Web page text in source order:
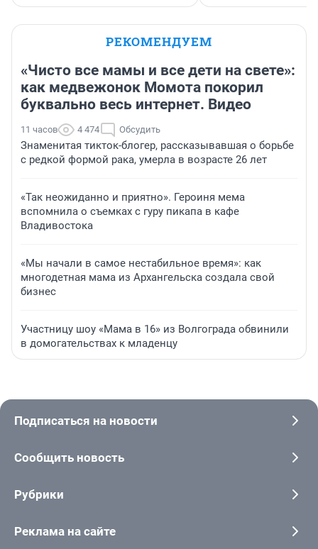
РЕКОМЕНДУЕМ
«Чисто все мамы и все дети на свете»:
как медвежонок Момота покорил
буквально весь интернет. Видео
11 часов 4 474 Обсудить
Знаменитая тикток-блогер, рассказывавшая о борьбе
с редкой формой рака, умерла в возрасте 26 лет
«Так неожиданно и приятно». Героиня мема
вспомнила о съемках с гуру пикапа в кафе
Владивостока
«Мы начали в самое нестабильное время»: как
многодетная мама из Архангельска создала свой
бизнес
Участницу шоу «Мама в 16» из Волгограда обвинили
в домогательствах к младенцу
Подписаться на новости
Сообщить новость
Рубрики
Реклама на сайте